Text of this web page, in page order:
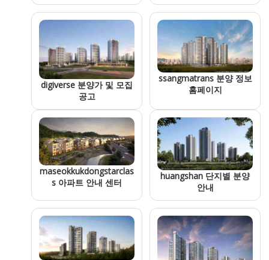
digiverse 분양가 및 모집
공고
ssangmatrans 분양 정보
홈페이지
maseokkukdongstarclas
s 아파트 안내 센터
huangshan 단지별 분양
안내